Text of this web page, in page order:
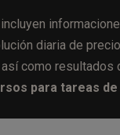
diaria de
como
para tareas